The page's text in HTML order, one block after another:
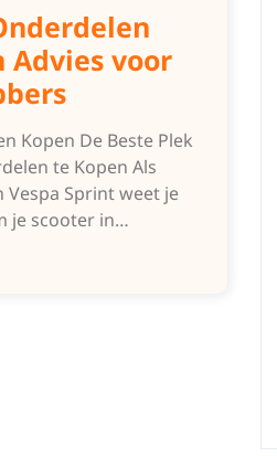
Advies voor
Kopen De Beste Plek
te Kopen Als
Sprint weet je
je scooter in…